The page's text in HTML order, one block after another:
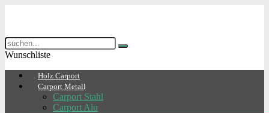
Wunschliste
Holz Carport
Carport Metall
Carport Stahl
Carport Alu